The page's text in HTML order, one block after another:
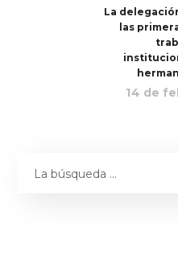
La
las
14 de